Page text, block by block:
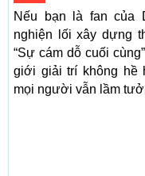
Nếu bạn là fan của
nghiện lối xây dựng
“Sự cám dỗ cuối
giới giải trí không hề
mọi người vẫn lầm